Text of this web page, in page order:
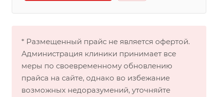
* Размещенный прайс не является офертой.
Администрация клиники принимает все
меры по своевременному обновлению
прайса на сайте, однако во избежание
возможных недоразумений, уточняйте